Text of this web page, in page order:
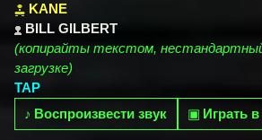
KANE
BILL GILBERT
(копирайты текстом,
загрузке)
TAP
♪ Воспроизвести звук ▣ Играть